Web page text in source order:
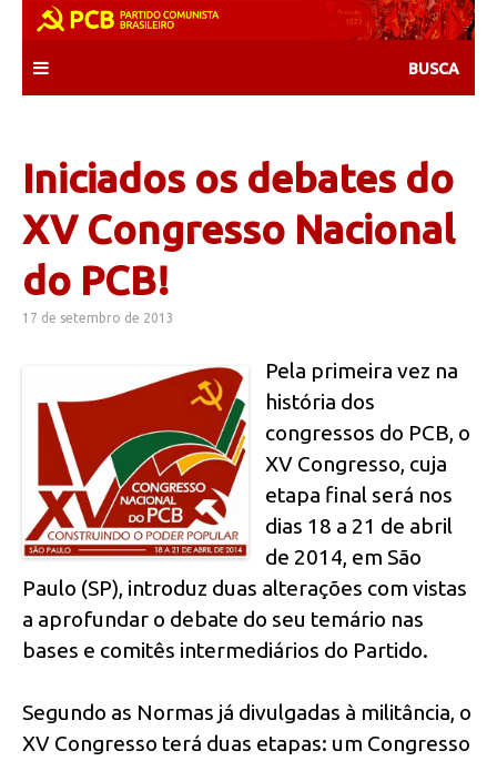
content
Iniciados os debates do
XV Congresso Nacional
do PCB!
17 de setembro de 2013
Pela primeira vez na
história dos
congressos do PCB, o
XV Congresso, cuja
etapa final será nos
dias 18 a 21 de abril
de 2014, em São
Paulo (SP), introduz duas alterações com vistas
a aprofundar o debate do seu temário nas
bases e comitês intermediários do Partido.
Segundo as Normas já divulgadas à militância, o
XV Congresso terá duas etapas: um Congresso